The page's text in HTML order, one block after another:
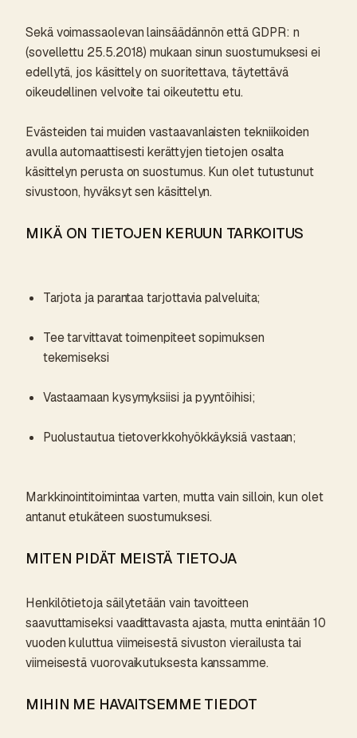
Sekä voimassaolevan lainsäädännön että GDPR: n
(sovellettu 25.5.2018) mukaan sinun suostumuksesi ei
edellytä, jos käsittely on suoritettava, täytettävä
oikeudellinen velvoite tai oikeutettu etu.
Evästeiden tai muiden vastaavanlaisten tekniikoiden
avulla automaattisesti kerättyjen tietojen osalta
käsittelyn perusta on suostumus. Kun olet tutustunut
sivustoon, hyväksyt sen käsittelyn.
MIKÄ ON TIETOJEN KERUUN TARKOITUS
Tarjota ja parantaa tarjottavia palveluita;
Tee tarvittavat toimenpiteet sopimuksen
tekemiseksi
Vastaamaan kysymyksiisi ja pyyntöihisi;
Puolustautua tietoverkkohyökkäyksiä vastaan;
Markkinointitoimintaa varten, mutta vain silloin, kun olet
antanut etukäteen suostumuksesi.
MITEN PIDÄT MEISTÄ TIETOJA
Henkilötietoja säilytetään vain tavoitteen
saavuttamiseksi vaadittavasta ajasta, mutta enintään 10
vuoden kuluttua viimeisestä sivuston vierailusta tai
viimeisestä vuorovaikutuksesta kanssamme.
MIHIN ME HAVAITSEMME TIEDOT